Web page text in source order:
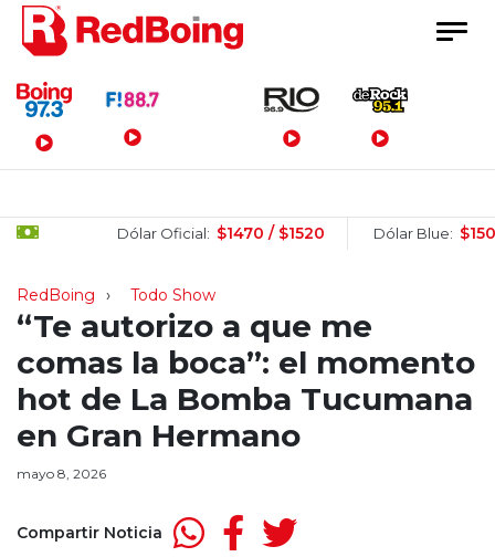
Menú Principal
Dólar Oficial: $1470 / $1520 Dólar Blue: $1505 /
RedBoing Todo Show
“Te autorizo a que me
comas la boca”: el momento
hot de La Bomba Tucumana
en Gran Hermano
mayo 8, 2026
Compartir Noticia